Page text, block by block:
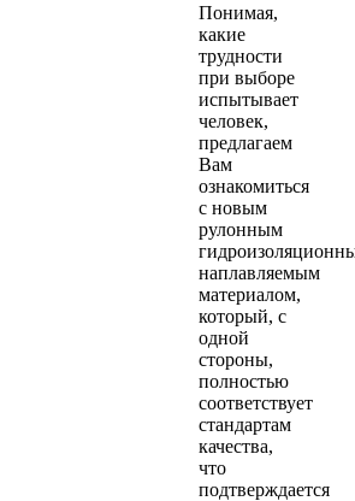
Понимая,
какие
трудности
при выборе
испытывает
человек,
предлагаем
Вам
ознакомиться
с новым
рулонным
наплавляемым
материалом,
который, с
одной
стороны,
полностью
соответствует
стандартам
качества,
что
подтверждается